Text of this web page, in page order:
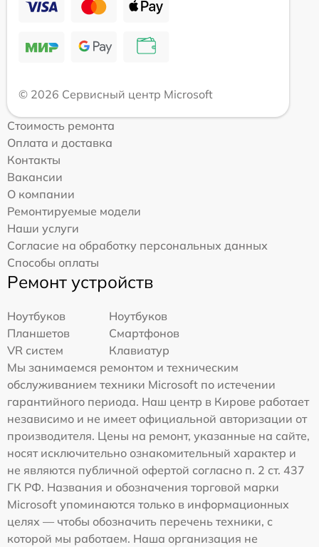
© 2026 Сервисный центр Microsoft
Стоимость ремонта
Оплата и доставка
Контакты
Вакансии
О компании
Ремонтируемые модели
Наши услуги
Согласие на обработку персональных данных
Способы оплаты
Ремонт устройств
Ноутбуков
Ноутбуков
Планшетов
Смартфонов
VR систем
Клавиатур
Мы занимаемся ремонтом и техническим
обслуживанием техники Microsoft по истечении
гарантийного периода. Наш центр в Кирове работает
независимо и не имеет официальной авторизации от
производителя. Цены на ремонт, указанные на сайте,
носят исключительно ознакомительный характер и
не являются публичной офертой согласно п. 2 ст. 437
ГК РФ. Названия и обозначения торговой марки
Microsoft упоминаются только в информационных
целях — чтобы обозначить перечень техники, с
которой мы работаем. Наша организация не